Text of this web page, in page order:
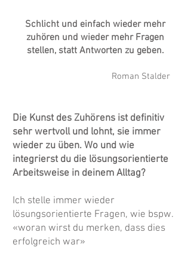
Schlicht und einfach wieder mehr
zuhören und wieder mehr Fragen
stellen, statt Antworten zu geben.
Roman Stalder
Die Kunst des Zuhörens ist definitiv
sehr wertvoll und lohnt, sie immer
wieder zu üben. Wo und wie
integrierst du die lösungsorientierte
Arbeitsweise in deinem Alltag?
Ich stelle immer wieder
lösungsorientierte Fragen, wie bspw.
«woran wirst du merken, dass dies
erfolgreich war»